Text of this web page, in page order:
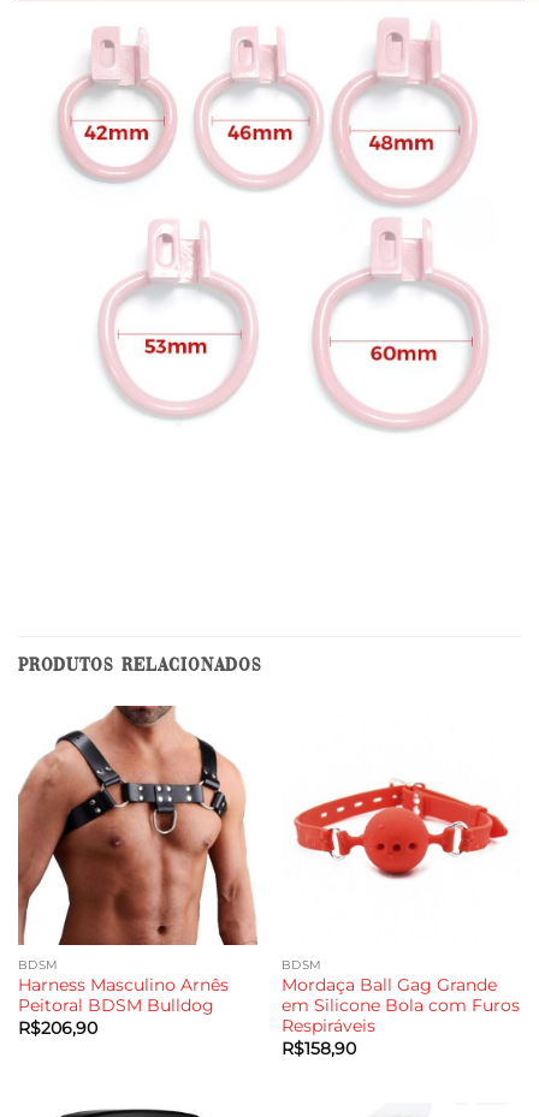
PRODUTOS RELACIONADOS
BDSM
Harness Masculino Arnês
Peitoral BDSM Bulldog
R$206,90
BDSM
Mordaça Ball Gag Grande
em Silicone Bola com Furos
Respiráveis
R$158,90